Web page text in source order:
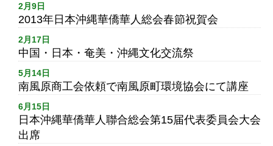
2月9日
2013年日本沖縄華僑華人総会春節祝賀会
2月17日
中国・日本・奄美・沖縄文化交流祭
5月14日
南風原商工会依頼で南風原町環境協会にて講座
6月15日
日本沖縄華僑華人聯合総会第15届代表委員会大会
出席